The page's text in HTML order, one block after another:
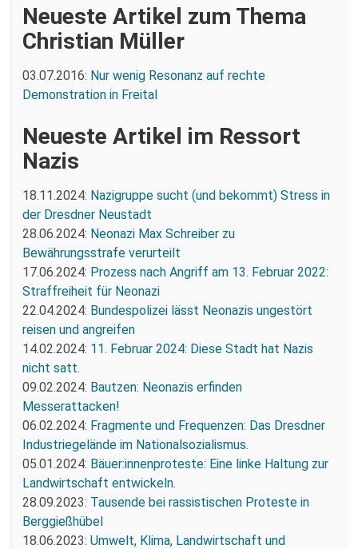
Neueste Artikel zum Thema
Christian Müller
03.07.2016: Nur wenig Resonanz auf rechte
Demonstration in Freital
Neueste Artikel im Ressort
Nazis
18.11.2024: Nazigruppe sucht (und bekommt) Stress in
der Dresdner Neustadt
28.06.2024: Neonazi Max Schreiber zu
Bewährungsstrafe verurteilt
17.06.2024: Prozess nach Angriff am 13. Februar 2022:
Straffreiheit für Neonazi
22.04.2024: Bundespolizei lässt Neonazis ungestört
reisen und angreifen
14.02.2024: 11. Februar 2024: Diese Stadt hat Nazis
nicht satt.
09.02.2024: Bautzen: Neonazis erfinden
Messerattacken!
06.02.2024: Fragmente und Frequenzen: Das Dresdner
Industriegelände im Nationalsozialismus.
05.01.2024: Bäuer:innenproteste: Eine linke Haltung zur
Landwirtschaft entwickeln.
28.09.2023: Tausende bei rassistischen Proteste in
Berggießhübel
18.06.2023: Umwelt, Klima, Landwirtschaft und